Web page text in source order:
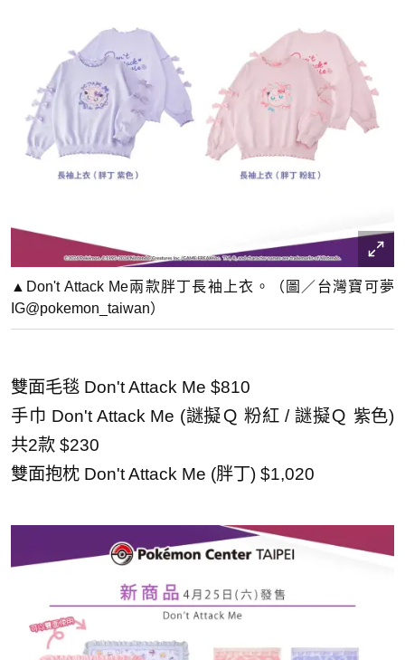
▲Don't Attack Me兩款胖丁長袖上衣。（圖／台灣寶可夢
IG@pokemon_taiwan）
雙面毛毯 Don't Attack Me $810
手巾 Don't Attack Me (謎擬Ｑ 粉紅 / 謎擬Ｑ 紫色)
共2款 $230
雙面抱枕 Don't Attack Me (胖丁) $1,020